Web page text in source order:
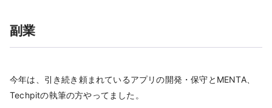
副業
今年は、引き続き頼まれているアプリの開発・保守とMENTA、
Techpitの執筆の方やってました。